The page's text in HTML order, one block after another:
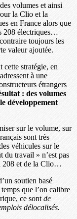
volumes et ainsi
la Clio et la
en France alors que
208 électriques…
toujours les
valeur ajoutée.
cette stratégie, en
à une
étrangers
: des volumes
développement
sur le volume, sur
sont très
véhicules sur le
du travail » n’est pas
208 et de la Clio…
soutien basé
que l’on calibre
ce sontde
délocalisés.